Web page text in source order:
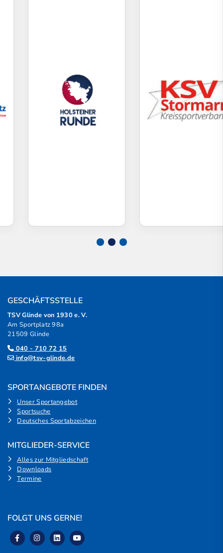
GESCHÄFTSSTELLE
TSV Glinde von 1930 e. V.
Am Sportplatz 98a
21509 Glinde
040 - 710 72 15
info@tsv-glinde.de
SPORTANGEBOTE FINDEN
Unser Sportangebot
Sportsuche
Deutsches Sportabzeichen
MITGLIEDER-SERVICE
Alles zur Mitgliedschaft
Downloads
Termine
FOLGT UNS GERNE!